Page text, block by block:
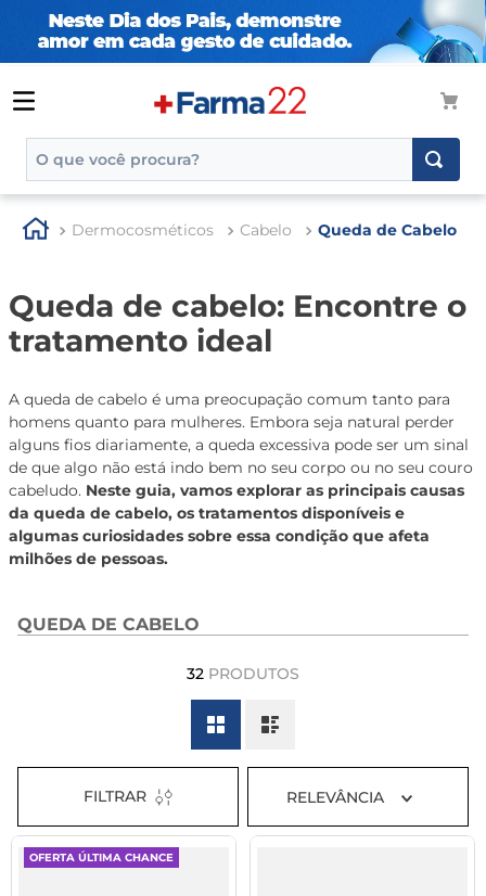
TERMOS MAIS BUSCADOS
1º
tadalafila
3º
generico
4
nutridrink
aptamil
6º
rosuvastatina
7 º
dipirona
tadalafila 5mg
9º
vitamina
Dermocosméticos Cabelo Queda de Cabelo
Queda de cabelo: Encontre o
tratamento ideal
A queda de cabelo é uma preocupação comum tanto para
homens quanto para mulheres. Embora seja natural perder
alguns fios diariamente, a queda excessiva pode ser um sinal
de que algo não está indo bem no seu corpo ou no seu couro
cabeludo. Neste guia, vamos explorar as principais causas
da queda de cabelo, os tratamentos disponíveis e
algumas curiosidades sobre essa condição que afeta
milhões de pessoas.
QUEDA DE CABELO
32 PRODUTOS
FILTRAR RELEVÂNCIA
OFERTA ÚLTIMA CHANCE